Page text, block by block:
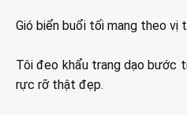
Gió biển buổi tối mang theo vị
Tôi đeo khẩu trang dạo bước
rực rỡ thật đẹp.